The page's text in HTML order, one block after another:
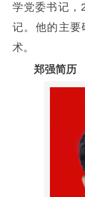
学党委书记，
记。他的主要
术。
郑强简历